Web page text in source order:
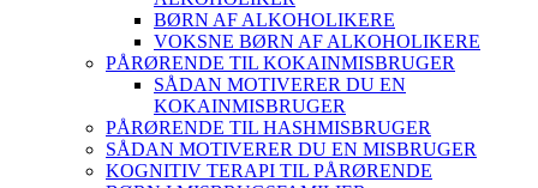
BØRN AF ALKOHOLIKERE
VOKSNE BØRN AF ALKOHOLIKERE
PÅRØRENDE TIL KOKAINMISBRUGER
SÅDAN MOTIVERER DU EN
KOKAINMISBRUGER
PÅRØRENDE TIL HASHMISBRUGER
SÅDAN MOTIVERER DU EN MISBRUGER
KOGNITIV TERAPI TIL PÅRØRENDE